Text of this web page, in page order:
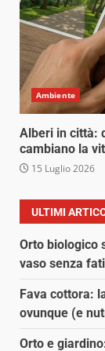
Ambiente
Alberi in città:
cambiano la
15 Luglio 2026
ULTIMI
Orto biologico
vaso senza
Fava cottora:
ovunque (e
Orto e